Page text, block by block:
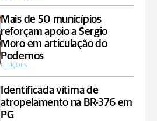
Mais de 50 municípios
reforçam apoio a Sergio
Moro em articulação do
Podemos
ELEIÇÕES
Identificada vítima de
atropelamento na BR-376 em
PG